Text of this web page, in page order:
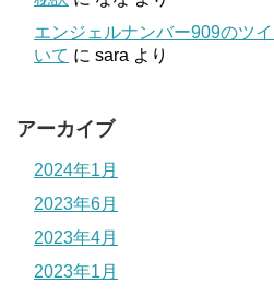
エンジェルナンバー909のツ
いて に sara より
アーカイブ
2024年1月
2023年6月
2023年4月
2023年1月